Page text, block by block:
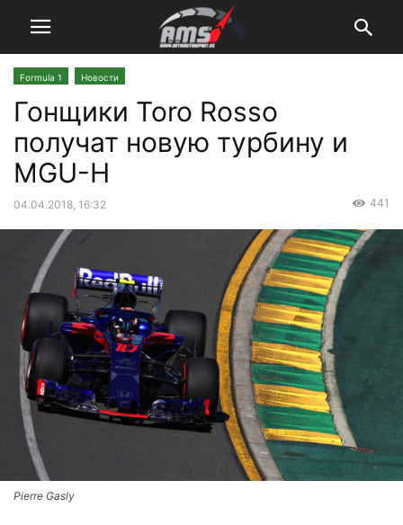
Formula 1 Новости
Гонщики Toro Rosso
получат новую турбину и
MGU-H
04.04.2018, 16:32 441
Pierre Gasly